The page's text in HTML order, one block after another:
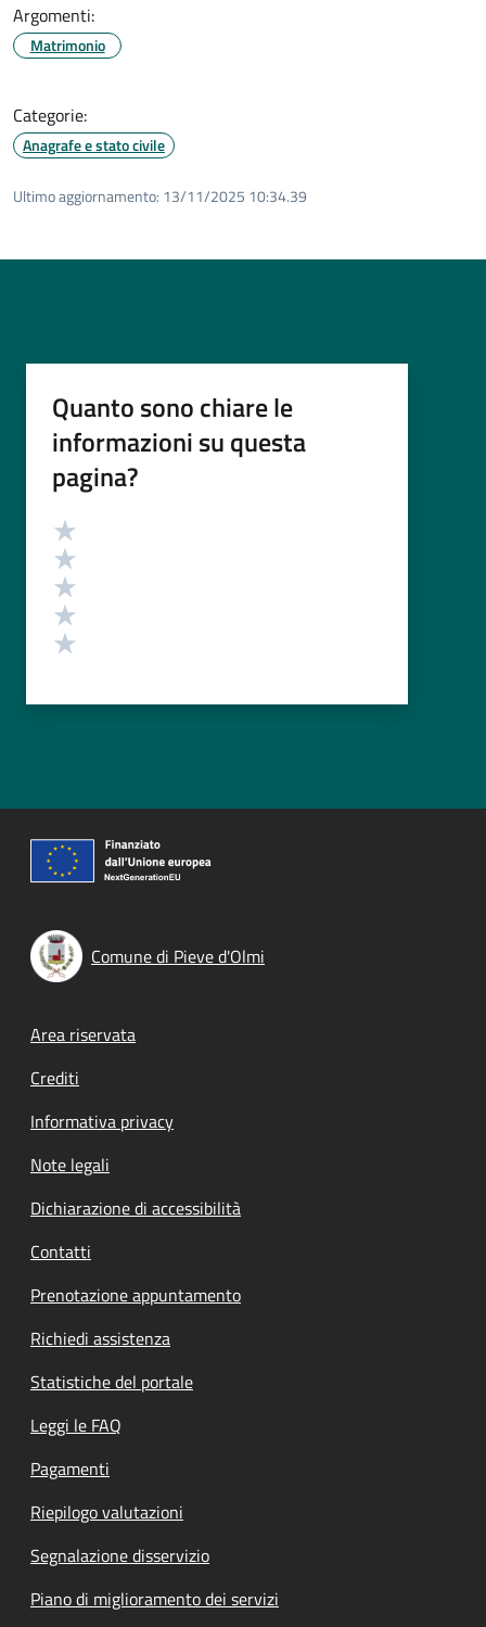
Argomenti:
Matrimonio
Categorie:
Anagrafe e stato civile
Ultimo aggiornamento: 13/11/2025 10:34.39
Quanto sono chiare le
informazioni su questa
pagina?
Valutazione
Comune di Pieve d'Olmi
Footer menu
Area riservata
Crediti
Informativa privacy
Note legali
Dichiarazione di accessibilità
Contatti
Prenotazione appuntamento
Richiedi assistenza
Statistiche del portale
Leggi le FAQ
Pagamenti
Riepilogo valutazioni
Segnalazione disservizio
Piano di miglioramento dei servizi